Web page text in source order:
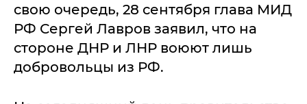
свою очередь, 28 сентября глава МИД
РФ Сергей Лавров заявил, что на
стороне ДНР и ЛНР воюют лишь
добровольцы из РФ.